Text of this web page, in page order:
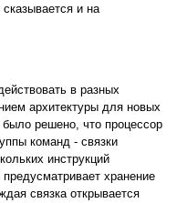
и на
в разных
архитектуры для новых
решено, что процессор
команд - связки
инструкций
хранение
связка открывается